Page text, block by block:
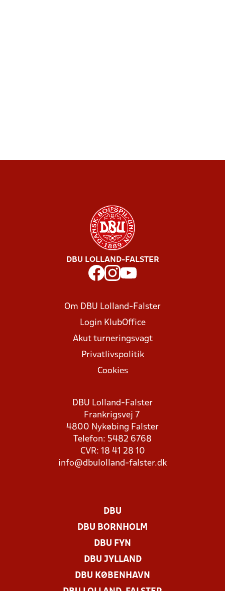
DBU LOLLAND-FALSTER
Om DBU Lolland-Falster
Login KlubOffice
Akut turneringsvagt
Privatlivspolitik
Cookies
DBU Lolland-Falster
Frankrigsvej 7
4800 Nykøbing Falster
Telefon: 5482 6768
CVR: 18 41 28 10
info@dbulolland-falster.dk
DBU
DBU BORNHOLM
DBU FYN
DBU JYLLAND
DBU KØBENHAVN